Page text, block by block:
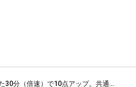
【知らないと損！】たった30分（倍速）で10点アップ。共通テスト英語の時短テク（手元解説付き）